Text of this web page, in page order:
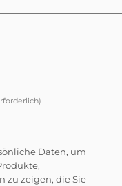
&
in der
Daten, um
zu zeigen, die Sie